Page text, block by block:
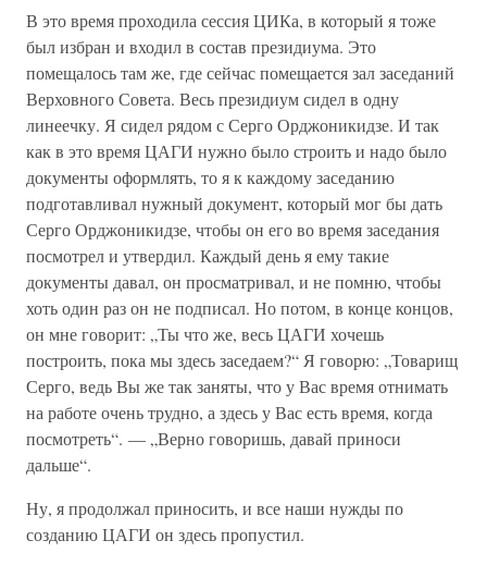
В это время проходила сессия ЦИКа, в который я тоже
был избран и входил в состав президиума. Это
помещалось там же, где сейчас помещается зал заседаний
Верховного Совета. Весь президиум сидел в одну
линеечку. Я сидел рядом с Серго Орджоникидзе. И так
как в это время ЦАГИ нужно было строить и надо было
документы оформлять, то я к каждому заседанию
подготавливал нужный документ, который мог бы дать
Серго Орджоникидзе, чтобы он его во время заседания
посмотрел и утвердил. Каждый день я ему такие
документы давал, он просматривал, и не помню, чтобы
хоть один раз он не подписал. Но потом, в конце концов,
он мне говорит: „Ты что же, весь ЦАГИ хочешь
построить, пока мы здесь заседаем?“ Я говорю: „Товарищ
Серго, ведь Вы же так заняты, что у Вас время отнимать
на работе очень трудно, а здесь у Вас есть время, когда
посмотреть“. — „Верно говоришь, давай приноси
дальше“.
Ну, я продолжал приносить, и все наши нужды по
созданию ЦАГИ он здесь пропустил.